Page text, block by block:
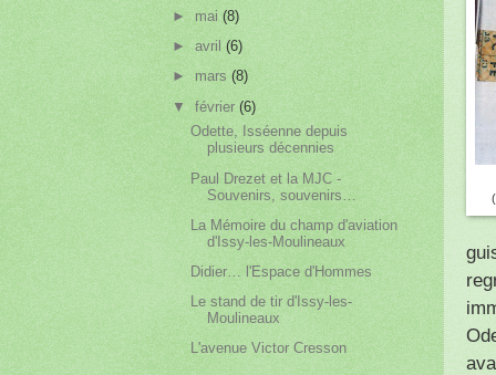
►mai(8)
►avril(6)
► mars(8)
▼février(6)
Odette, Isséenne depuis
plusieurs décennies
Paul Drezet et la MJC -
Souvenirs, souvenirs…
La Mémoire du champ d'aviation
d'Issy-les-Moulineaux
Didier… l'Espace d'Hommes
Le stand de tir d'Issy-les-
Moulineaux
L'avenue Victor Cresson